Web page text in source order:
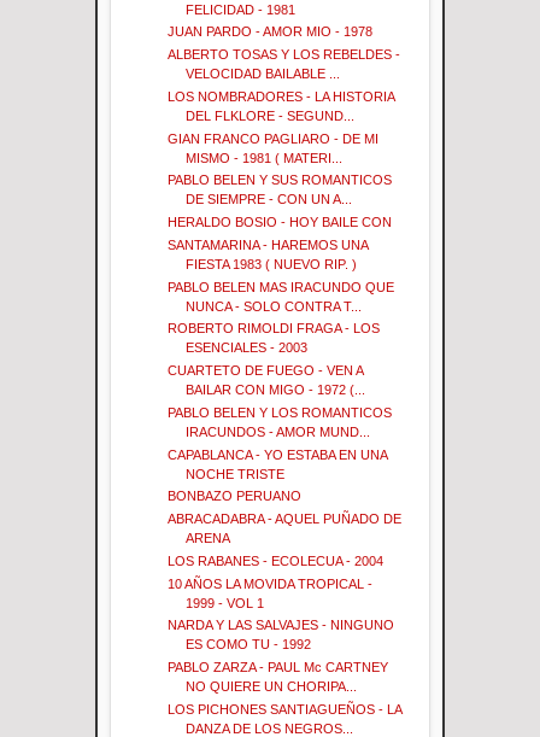
FELICIDAD - 1981
JUAN PARDO - AMOR MIO - 1978
ALBERTO TOSAS Y LOS REBELDES -
VELOCIDAD BAILABLE ...
LOS NOMBRADORES - LA HISTORIA
DEL FLKLORE - SEGUND...
GIAN FRANCO PAGLIARO - DE MI
MISMO - 1981 ( MATERI...
PABLO BELEN Y SUS ROMANTICOS
DE SIEMPRE - CON UN A...
HERALDO BOSIO - HOY BAILE CON
SANTAMARINA - HAREMOS UNA
FIESTA 1983 ( NUEVO RIP. )
PABLO BELEN MAS IRACUNDO QUE
NUNCA - SOLO CONTRA T...
ROBERTO RIMOLDI FRAGA - LOS
ESENCIALES - 2003
CUARTETO DE FUEGO - VEN A
BAILAR CON MIGO - 1972 (...
PABLO BELEN Y LOS ROMANTICOS
IRACUNDOS - AMOR MUND...
CAPABLANCA - YO ESTABA EN UNA
NOCHE TRISTE
BONBAZO PERUANO
ABRACADABRA - AQUEL PUÑADO DE
ARENA
LOS RABANES - ECOLECUA - 2004
10 AÑOS LA MOVIDA TROPICAL -
1999 - VOL 1
NARDA Y LAS SALVAJES - NINGUNO
ES COMO TU - 1992
PABLO ZARZA - PAUL Mc CARTNEY
NO QUIERE UN CHORIPA...
LOS PICHONES SANTIAGUEÑOS - LA
DANZA DE LOS NEGROS...